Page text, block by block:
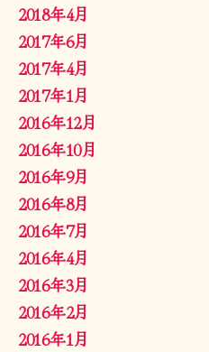
2018年4月
2017年6月
2017年4月
2017年1月
2016年12月
2016年10月
2016年9月
2016年8月
2016年7月
2016年4月
2016年3月
2016年2月
2016年1月